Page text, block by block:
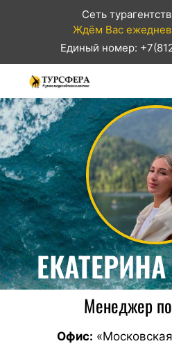
Сеть
Ждём Вас
Единый номер:
Менеджер
Офис: